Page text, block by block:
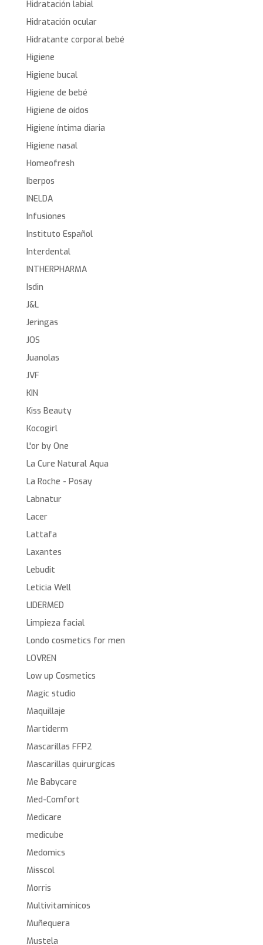
Hidratación labial
Hidratación ocular
Hidratante corporal bebé
Higiene
Higiene bucal
Higiene de bebé
Higiene de oídos
Higiene íntima diaria
Higiene nasal
Homeofresh
Iberpos
INELDA
Infusiones
Instituto Español
Interdental
INTHERPHARMA
Isdin
J&L
Jeringas
JOS
Juanolas
JVF
KIN
Kiss Beauty
Kocogirl
L'or by One
La Cure Natural Aqua
La Roche - Posay
Labnatur
Lacer
Lattafa
Laxantes
Lebudit
Leticia Well
LIDERMED
Limpieza facial
Londo cosmetics for men
LOVREN
Low up Cosmetics
Magic studio
Maquillaje
Martiderm
Mascarillas FFP2
Mascarillas quirurgícas
Me Babycare
Med-Comfort
Medicare
medicube
Medomics
Misscol
Morris
Multivitamínicos
Muñequera
Mustela